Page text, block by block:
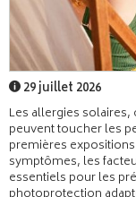
29 juillet 2026
Les allergies
peuvent toucher les
premières
symptômes, les
essentiels pour les